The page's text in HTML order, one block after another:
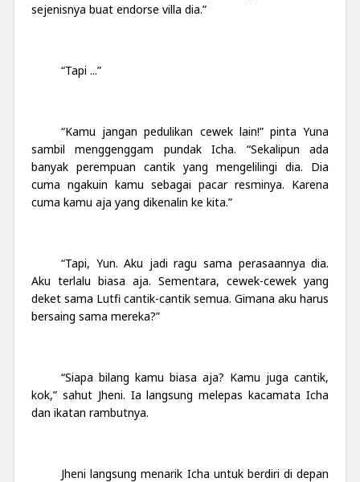
sejenisnya buat endorse villa dia.”
“Tapi ...”
“Kamu jangan pedulikan cewek lain!” pinta Yuna
sambil menggenggam pundak Icha. “Sekalipun ada
banyak perempuan cantik yang mengelilingi dia. Dia
cuma ngakuin kamu sebagai pacar resminya. Karena
cuma kamu aja yang dikenalin ke kita.”
“Tapi, Yun. Aku jadi ragu sama perasaannya dia.
Aku terlalu biasa aja. Sementara, cewek-cewek yang
deket sama Lutfi cantik-cantik semua. Gimana aku harus
bersaing sama mereka?”
“Siapa bilang kamu biasa aja? Kamu juga cantik,
kok,” sahut Jheni. Ia langsung melepas kacamata Icha
dan ikatan rambutnya.
Jheni langsung menarik Icha untuk berdiri di depan